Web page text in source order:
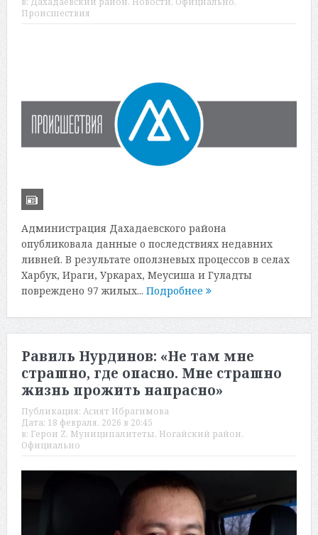
Происшествия
Администрация Дахадаевского района
опубликовала данные о последствиях недавних
ливней. В результате оползневых процессов в селах
Харбук, Ираги, Уркарах, Меусиша и Гуладты
повреждено 97 жилых... Подробнее
Равиль Нурдинов: «Не там мне
страшно, где опасно. Мне страшно
жизнь прожить напрасно»
Публикация: Асият Ибрагимова
Дата: 18 февраля, 2026 в 20:45
в: Герои Z, Муниципалитеты, Ногайский район,
Официально